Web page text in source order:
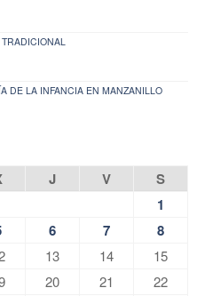
DE LA INFANCIA EN MANZANILLO
J V
S
1
6 7 8
13 14
15
20 21
22